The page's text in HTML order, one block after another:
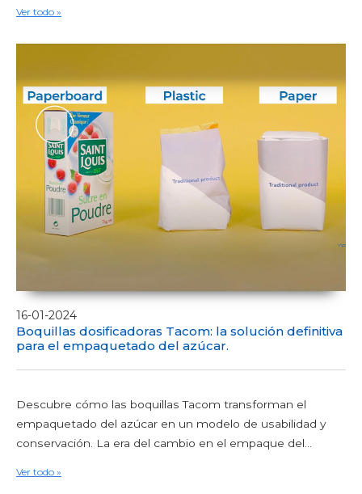
Ver todo »
16-01-2024
Boquillas dosificadoras Tacom: la solución definitiva
para el empaquetado del azúcar.
Descubre cómo las boquillas Tacom transforman el
empaquetado del azúcar en un modelo de usabilidad y
conservación. La era del cambio en el empaque del...
Ver todo »